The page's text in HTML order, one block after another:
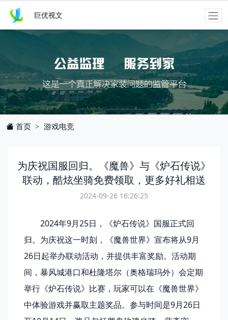
巨优视文
首页 游戏电竞
为庆祝国服回归。《魔兽》与《炉石传说》
联动，酷炫坐骑免费领取，更多好礼相送
2024-09-26 16:26:25
2024年9月25日，《炉石传说》国服正式回
归。为庆祝这一时刻，《魔兽世界》宣布将从9月
26日起举办联动活动，并提供丰富奖励。活动期
间，暴风城港口和杜隆塔尔（奥格瑞玛外）会定期
举行《炉石传说》比赛，玩家可以在《魔兽世界》
中体验游戏并赢取主题奖品。参与时间是9月26日